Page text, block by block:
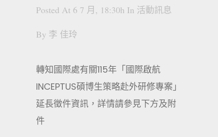
Posted At 6 7 月, 18:30h In 活動訊息
By 李 佳玲
轉知國際處有關115年「國際啟航
INCEPTUS碩博生策略赴外研修專案｣
延長徵件資訊，詳情請參見下方及附
件